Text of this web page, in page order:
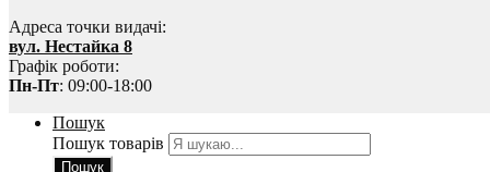
Адреса точки видачі:
вул. Нестайка 8
Графік роботи:
Пн-Пт: 09:00-18:00
Пошук
Пошук товарів
Пошук